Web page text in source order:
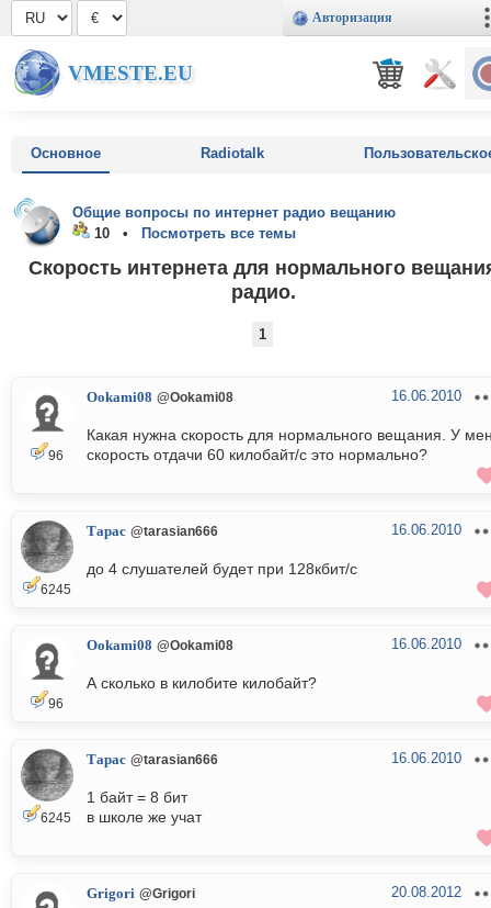
Авторизация
VMESTE.EU
Основное Radiotalk
Общие вопросы по интернет радио вещанию
10 •
Посмотреть все темы
Скорость интернета для нормального
радио.
1
96
Ookami08 @Ookami08 16.06.2010
Какая нужна скорость для нормального вещания. У
скорость отдачи 60 килобайт/с это нормально?
6245
Тарас @tarasian666 16.06.2010
до 4 слушателей будет при 128кбит/с
96
Ookami08 @Ookami08 16.06.2010
А сколько в килобите килобайт?
6245
Тарас @tarasian666 16.06.2010
1 байт = 8 бит
в школе же учат
Grigori @Grigori 20.08.2012